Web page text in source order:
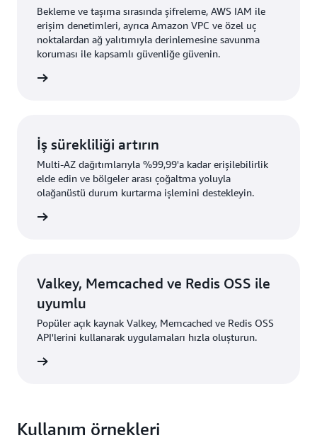
Bekleme ve taşıma sırasında şifreleme, AWS IAM ile
erişim denetimleri, ayrıca Amazon VPC ve özel uç
noktalardan ağ yalıtımıyla derinlemesine savunma
koruması ile kapsamlı güvenliğe güvenin.
İş sürekliliği artırın
Multi-AZ dağıtımlarıyla %99,99'a kadar erişilebilirlik
elde edin ve bölgeler arası çoğaltma yoluyla
olağanüstü durum kurtarma işlemini destekleyin.
Valkey, Memcached ve Redis OSS ile
uyumlu
Popüler açık kaynak Valkey, Memcached ve Redis OSS
API'lerini kullanarak uygulamaları hızla oluşturun.
Kullanım örnekleri